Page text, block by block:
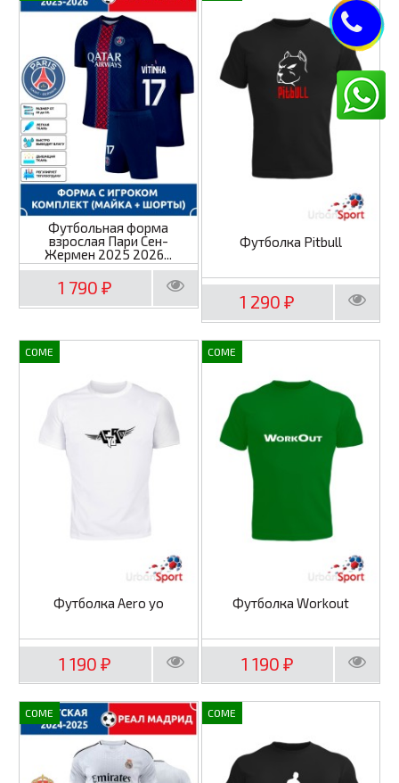
Футбольная форма
взрослая Пари Сен-
Жермен 2025 2026...
1 790₽
Футболка Pitbull
1 290₽
COME
Футболка Aero yo
1 190₽
COME
Футболка Workout
1 190 ₽
COME COME